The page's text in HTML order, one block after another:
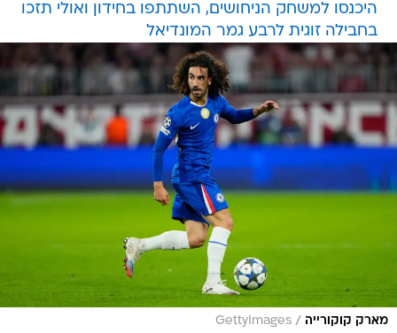
היכנסו למשחק הניחושים, השתתפו בחידון ואולי תזכו
בחבילה זוגית לרבע גמר המונדיאל
מארק קוקורייה /
GettyImages